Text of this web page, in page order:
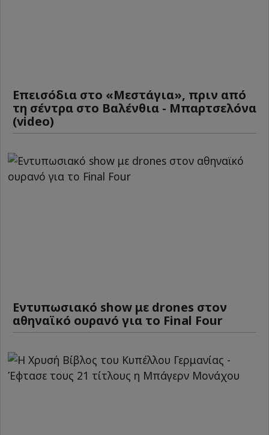
Επεισόδια στο «Μεστάγια», πριν από
τη σέντρα στο Βαλένθια - Μπαρτσελόνα
(video)
Εντυπωσιακό show με drones στον
αθηναϊκό ουρανό για το Final Four